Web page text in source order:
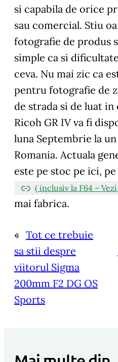
si capabila de orice
sau comercial. Stiu
fotografie de produs
simple ca si
ceva. Nu mai zic ca
pentru fotografie de
de strada si de luat
Ricoh GR IV va fi
luna Septembrie la
Romania. Actuala
este pe stoc pe ici,
( inclusiv la F64 –
mai fabrica.
« Tot ce trebuie
sa stii despre
viitorul Sigma
200mm F2 DG OS
Sports